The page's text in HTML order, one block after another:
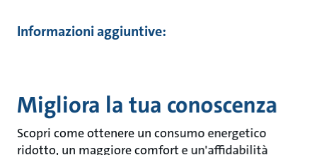
Informazioni aggiuntive:
Migliora la tua conoscenza
Scopri come ottenere un consumo energetico
ridotto, un maggiore comfort e un'affidabilità